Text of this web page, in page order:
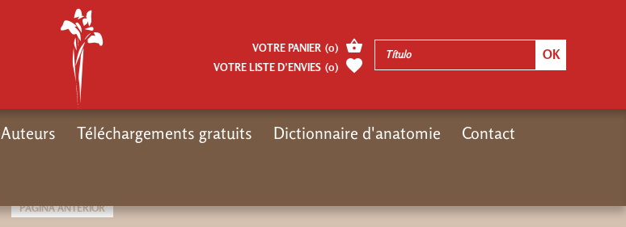
PÁGINA ANTERIOR
VOTRE PANIER (0)
VOTRE LISTE D’ENVIES (0)
Auteurs Téléchargements gratuits Dictionnaire d'anatomie Contact